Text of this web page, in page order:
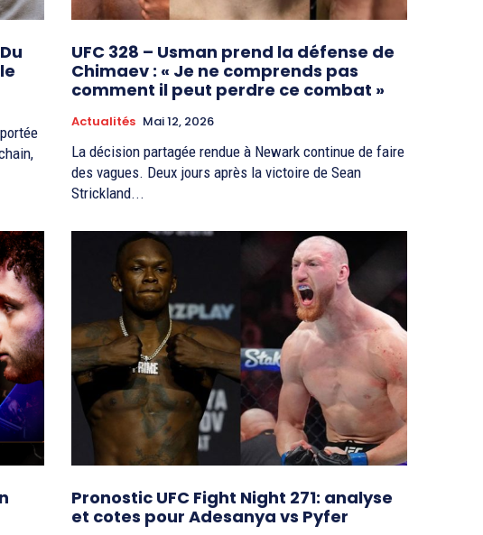
UFC 328 – Usman prend la défense de
Chimaev : « Je ne comprends pas
comment il peut perdre ce combat »
Actualités Mai 12, 2026
La décision partagée rendue à Newark continue de faire
des vagues. Deux jours après la victoire de Sean
Strickland...
Pronostic UFC Fight Night 271: analyse
et cotes pour Adesanya vs Pyfer